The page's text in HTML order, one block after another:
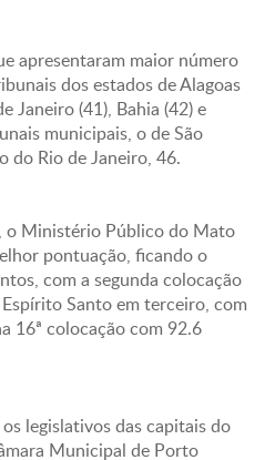
apresentaram maior número
dos estados de Alagoas
Janeiro (41), Bahia (42) e
municipais, o de São
do Rio de Janeiro, 46.
o Ministério Público do Mato
pontuação, ficando o
com a segunda colocação
Santo em terceiro, com
16ª colocação com 92.6
legislativos das capitais do
Municipal de Porto